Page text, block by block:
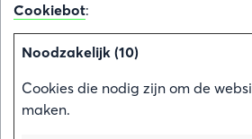
Cookiebot:
Noodzakelijk (10)
Cookies die nodig zijn om de
maken.